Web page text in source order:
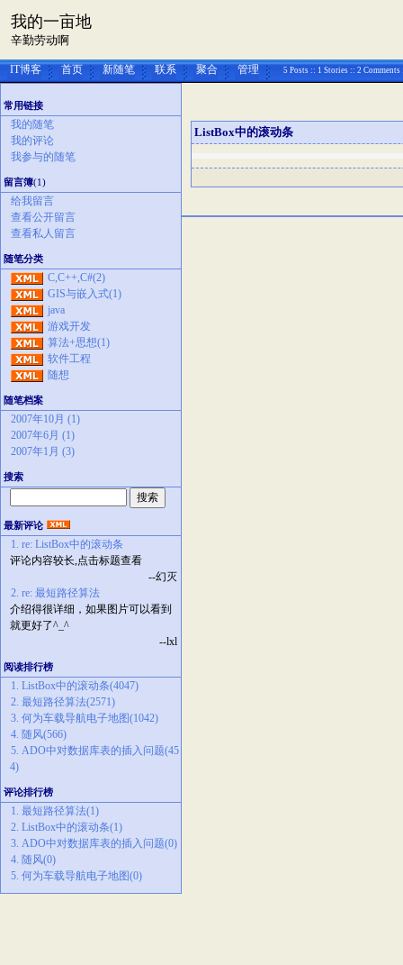
我的一亩地
辛勤劳动啊
IT博客 首页 新随笔 联系 聚合 管理 5 Posts :: 1 Stories :: 2 Comments
常用链接
我的随笔
我的评论
我参与的随笔
留言簿(1)
给我留言
查看公开留言
查看私人留言
随笔分类
C,C++,C#(2)
GIS与嵌入式(1)
java
游戏开发
算法+思想(1)
软件工程
随想
随笔档案
2007年10月 (1)
2007年6月 (1)
2007年1月 (3)
搜索
最新评论
1. re: ListBox中的滚动条
评论内容较长,点击标题查看
--幻灭
2. re: 最短路径算法
介绍得很详细，如果图片可以看到
就更好了^_^
--lxl
阅读排行榜
1. ListBox中的滚动条(4047)
2. 最短路径算法(2571)
3. 何为车载导航电子地图(1042)
4. 随风(566)
5. ADO中对数据库表的插入问题(45
4)
评论排行榜
1. 最短路径算法(1)
2. ListBox中的滚动条(1)
3. ADO中对数据库表的插入问题(0)
4. 随风(0)
5. 何为车载导航电子地图(0)
ListBox中的滚动条